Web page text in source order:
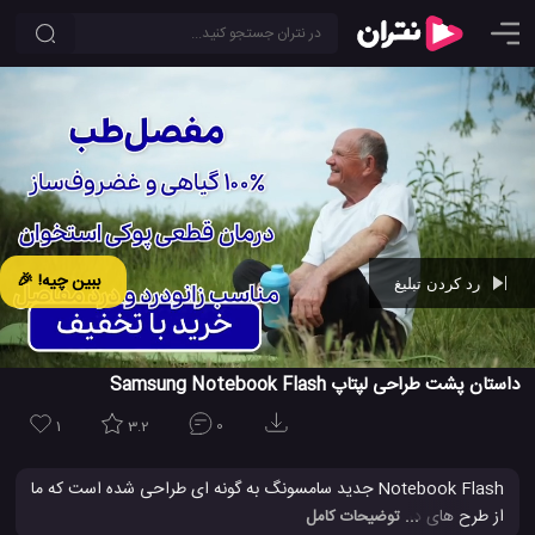
ببین چیه! 🎉
Ad -00:05
داستان پشت طراحی لپتاپ Samsung Notebook Flash
1 3.2 0
Notebook Flash جدید سامسونگ به گونه ای طراحی شده است که ما
از طرح های درخشان و شیک و همینطور یک صدا آرامش بخش لذت
... توضیحات کامل